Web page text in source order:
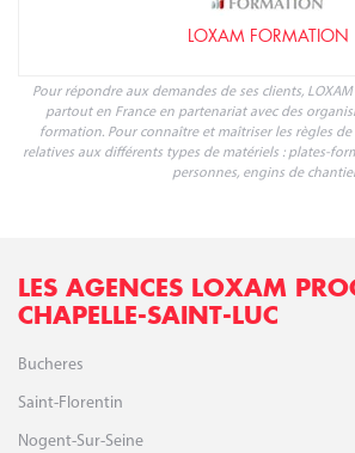
LOXAM FORMATION
Pour répondre aux demandes de ses clients,
partout en France en partenariat avec des
formation. Pour connaître et maîtriser les règles
relatives aux différents types de matériels : plates-
personnes, engins de
LES AGENCES LOXAM
CHAPELLE-SAINT-LUC
Bucheres
Saint-Florentin
Nogent-Sur-Seine